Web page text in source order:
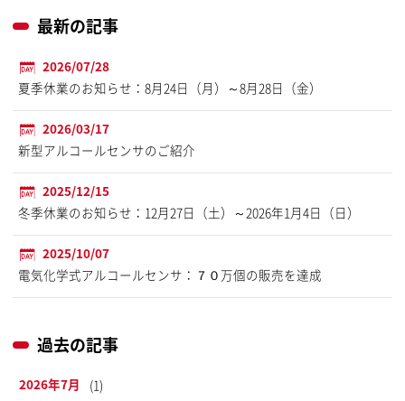
最新の記事
2026/07/28
夏季休業のお知らせ：8月24日（月）～8月28日（金）
2026/03/17
新型アルコールセンサのご紹介
2025/12/15
冬季休業のお知らせ：12月27日（土）～2026年1月4日（日）
2025/10/07
電気化学式アルコールセンサ：７０万個の販売を達成
過去の記事
2026年7月
(1)